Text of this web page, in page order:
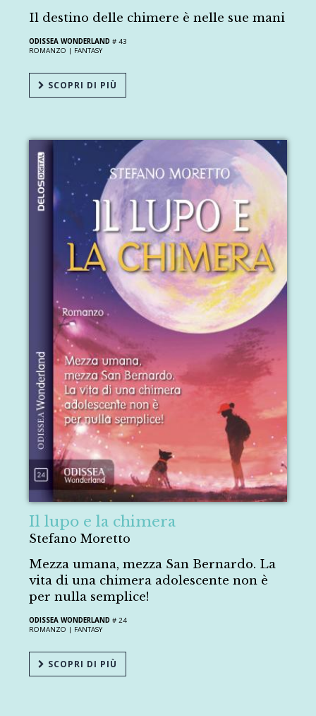
Il destino delle chimere è nelle sue mani
ODISSEA WONDERLAND # 43
ROMANZO | FANTASY
SCOPRI DI PIÙ
Il lupo e la chimera
Stefano Moretto
Mezza umana, mezza San Bernardo. La
vita di una chimera adolescente non è
per nulla semplice!
ODISSEA WONDERLAND # 24
ROMANZO | FANTASY
SCOPRI DI PIÙ